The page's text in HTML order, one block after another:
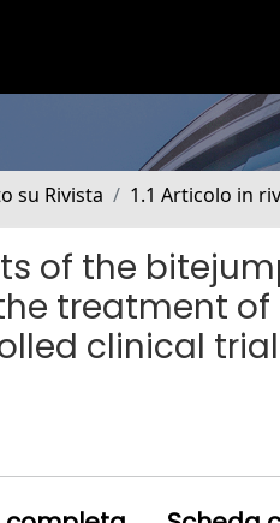
su Rivista 1.1 Articolo in
of the
treatment
clinical trial